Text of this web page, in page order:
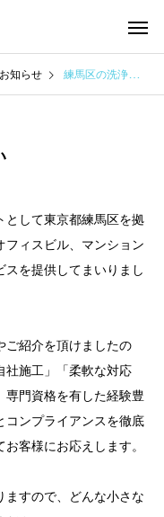
知らせ 練馬区の洗浄はお任せください
として東京都練馬区を拠
フィスビル、マンション
スを提供してまいりまし
ご紹介を頂けましたの
社施工」「柔軟な対応
専門資格を有した経験豊
コンプライアンスを徹底
客様にお応えします。
ますので、どんな小さな